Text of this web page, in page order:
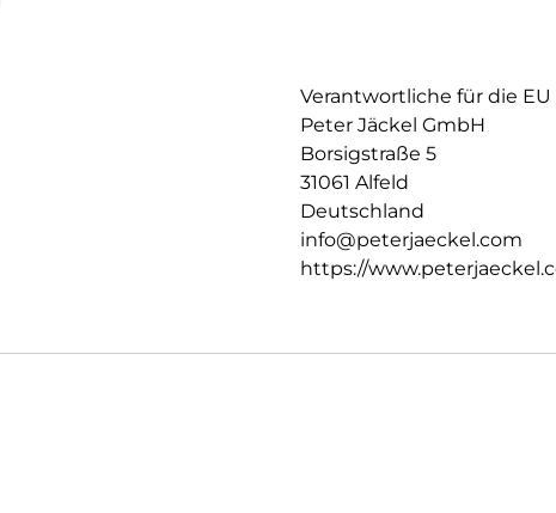
Verantwortliche für die EU
Peter Jäckel GmbH
Borsigstraße 5
31061 Alfeld
Deutschland
info@peterjaeckel.com
https://